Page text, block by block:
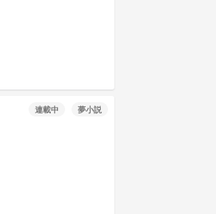
連載中 夢小説